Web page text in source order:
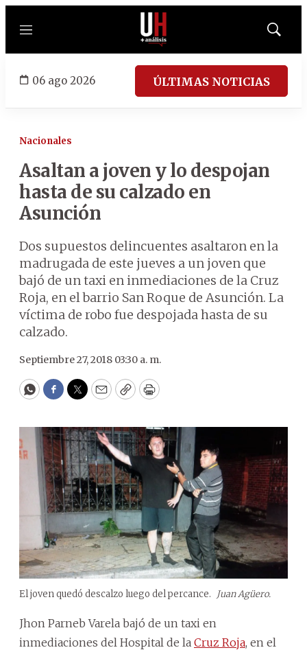
Menú
Mostrar
06 ago 2026 ÚLTIMAS NOTICIAS
Nacionales
Asaltan a joven y lo despojan
hasta de su calzado en
Asunción
Dos supuestos delincuentes asaltaron en la
madrugada de este jueves a un joven que
bajó de un taxi en inmediaciones de la Cruz
Roja, en el barrio San Roque de Asunción. La
víctima de robo fue despojada hasta de su
calzado.
Septiembre 27, 2018 03:30 a. m.
WhatsApp
Facebook
Twitter
EmailCopyPrint
El joven quedó descalzo luego del percance. Juan Agüero.
Jhon Parneb Varela bajó de un taxi en
inmediaciones del Hospital de la Cruz Roja, en el